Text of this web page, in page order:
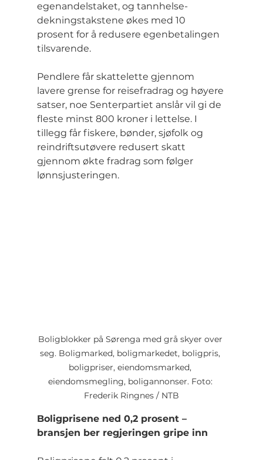
egenandelstaket, og tannhelse-
dekningstakstene økes med 10
prosent for å redusere egenbetalingen
tilsvarende.
Pendlere får skattelette gjennom
lavere grense for reisefradrag og høyere
satser, noe Senterpartiet anslår vil gi de
fleste minst 800 kroner i lettelse. I
tillegg får fiskere, bønder, sjøfolk og
reindriftsutøvere redusert skatt
gjennom økte fradrag som følger
lønnsjusteringen.
Boligblokker på Sørenga med grå skyer over
seg. Boligmarked, boligmarkedet, boligpris,
boligpriser, eiendomsmarked,
eiendomsmegling, boligannonser. Foto:
Frederik Ringnes / NTB
Boligprisene ned 0,2 prosent –
bransjen ber regjeringen gripe inn